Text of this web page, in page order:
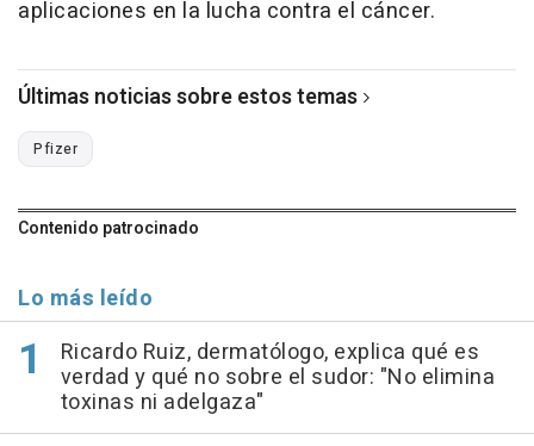
aplicaciones en la lucha contra el cáncer.
Últimas noticias sobre estos temas
Pfizer
Contenido patrocinado
Lo más leído
Ricardo Ruiz, dermatólogo, explica qué es
verdad y qué no sobre el sudor: "No elimina
toxinas ni adelgaza"